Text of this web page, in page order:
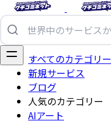
すべてのカテゴリー
新規サービス
ブログ
人気のカテゴリー
AIアート